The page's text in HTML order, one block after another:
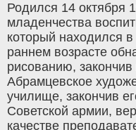
Родился 14 октября
младенчества
который находился
раннем возрасте
рисованию,
Абрамцевское
училище, закончив
Советской армии,
качестве